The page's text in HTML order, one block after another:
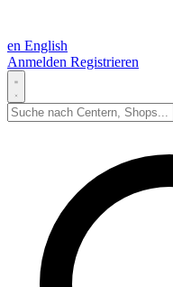
en English
Anmelden Registrieren